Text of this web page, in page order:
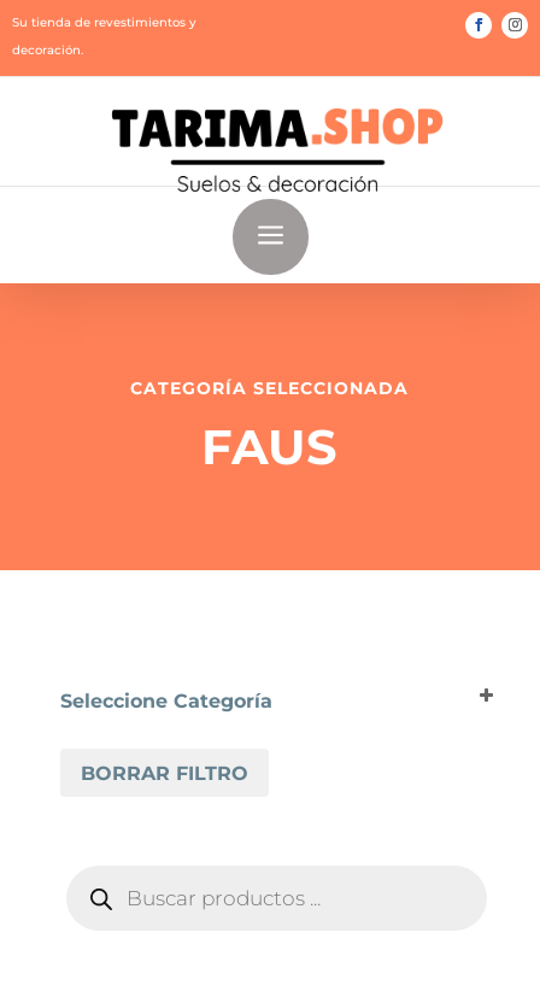
Su tienda de revestimientos y
decoración.
a
CATEGORÍA SELECCIONADA
FAUS
Seleccione Categoría
FAUS
BORRAR FILTRO
PRODUCTOS